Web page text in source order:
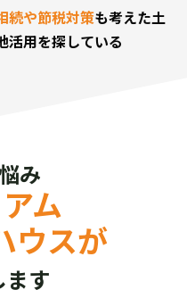
続や節税対策も考えた土
活用を探している
み
ム
ウスが
ます